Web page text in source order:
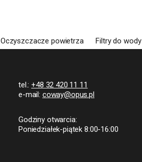
Oczyszczacze powietrza Filtry do wody
tel.:+48 32 420 11 11
e-mail: coway@opus.pl
Godziny otwarcia:
Poniedziałek-piątek 8:00-16:00